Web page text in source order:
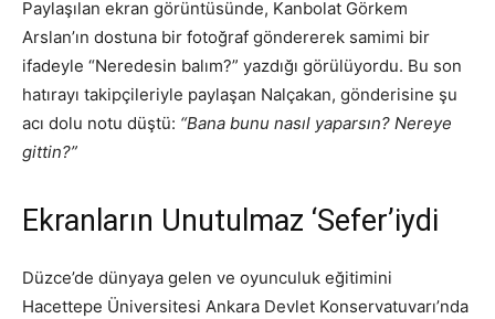
Paylaşılan ekran görüntüsünde, Kanbolat Görkem
Arslan’ın dostuna bir fotoğraf göndererek samimi bir
ifadeyle “Neredesin balım?” yazdığı görülüyordu. Bu son
hatırayı takipçileriyle paylaşan Nalçakan, gönderisine şu
acı dolu notu düştü: “Bana bunu nasıl yaparsın? Nereye
gittin?”
Ekranların Unutulmaz ‘Sefer’iydi
Düzce’de dünyaya gelen ve oyunculuk eğitimini
Hacettepe Üniversitesi Ankara Devlet Konservatuvarı’nda